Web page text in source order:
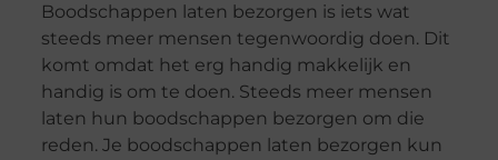
Boodschappen laten bezorgen is iets wat
steeds meer mensen tegenwoordig doen. Dit
komt omdat het erg handig makkelijk en
handig is om te doen. Steeds meer mensen
laten hun boodschappen bezorgen om die
reden. Je boodschappen laten bezorgen kun